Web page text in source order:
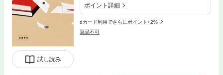
試し読み
ポイント詳細
dカード利用でさらにポイント+2%
返品不可